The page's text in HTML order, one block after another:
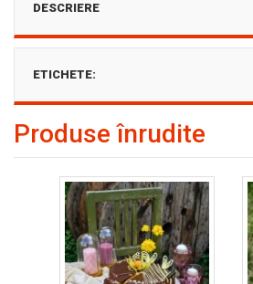
DESCRIERE
ETICHETE:
Produse înrudite